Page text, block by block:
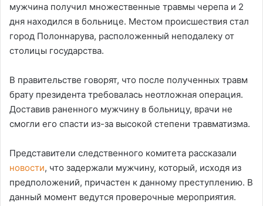
мужчина получил множественные травмы черепа и 2
дня находился в больнице. Местом происшествия стал
город Полоннарува, расположенный неподалеку от
столицы государства.
В правительстве говорят, что после полученных травм
брату президента требовалась неотложная операция.
Доставив раненного мужчину в больницу, врачи не
смогли его спасти из-за высокой степени травматизма.
Представители следственного комитета рассказали
новости, что задержали мужчину, который, исходя из
предположений, причастен к данному преступлению. В
данный момент ведутся проверочные мероприятия.